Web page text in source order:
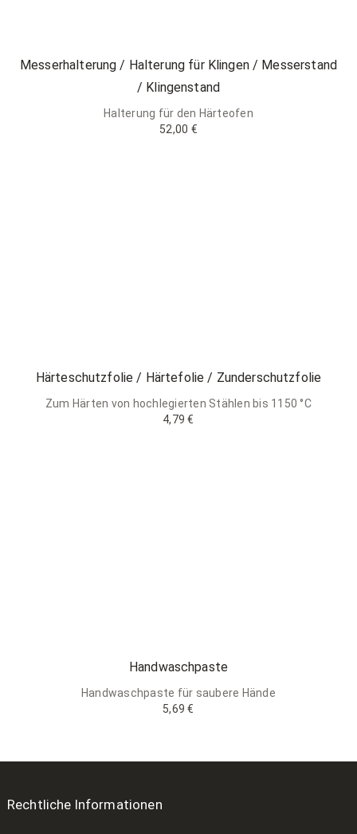
Messerhalterung / Halterung für Klingen / Messerstand
/ Klingenstand
Halterung für den Härteofen
52,00 €
Härteschutzfolie / Härtefolie / Zunderschutzfolie
Zum Härten von hochlegierten Stählen bis 1150 °C
4,79 €
Handwaschpaste
Handwaschpaste für saubere Hände
5,69 €
Rechtliche Informationen